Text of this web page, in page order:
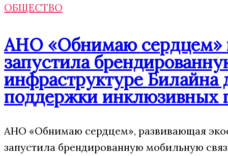
ОБЩЕСТВО
АНО «Обнимаю сердцем»
запустила
инфраструктуре Билайна
поддержки инклюзивных
АНО «Обнимаю сердцем», развивающая
запустила брендированную мобильную